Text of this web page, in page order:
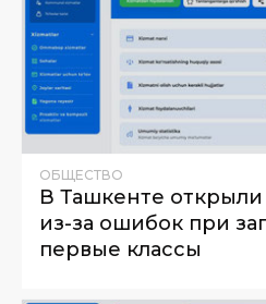
ОБЩЕСТВО
В Ташкенте
из-за ошибок при
первые классы